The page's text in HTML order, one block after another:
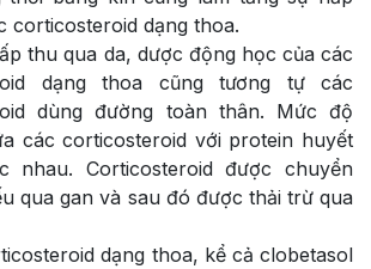
corticosteroid dạng thoa.
thu qua da, dược động học của các
dạng thoa cũng tương tự các
dùng đường toàn thân. Mức độ
các corticosteroid với protein huyết
nhau. Corticosteroid được chuyển
qua gan và sau đó được thải trừ qua
dạng thoa, kể cả clobetasol